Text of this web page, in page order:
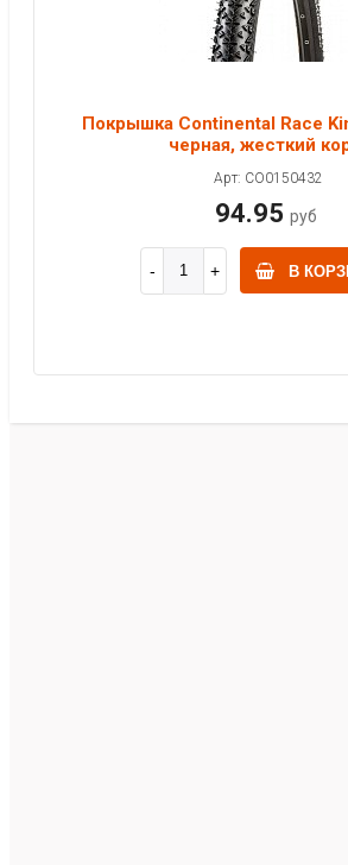
Покрышка Continental Race
черная, жесткий
Арт: CO0150432
94.95 руб
В